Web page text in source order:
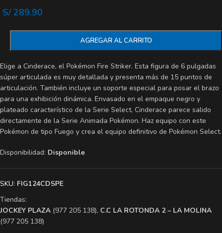
S/289.90
AGREGAR AL CARRITO
Elige a Cinderace, el Pokémon Fire Striker. Esta figura de 6 pulgadas
súper articulada es muy detallada y presenta más de 15 puntos de
articulación. También incluye un soporte especial para posar el brazo
para una exhibición dinámica. Envasado en el empaque negro y
plateado característico de la Serie Select, Cinderace parece salido
directamente de la Serie Animada Pokémon. Haz equipo con este
Pokémon de tipo Fuego y crea el equipo definitivo de Pokémon Select.
Disponibilidad: Disponible
SKU: FIG124CDSPE
Tiendas:
​JOCKEY PLAZA (977 205 138), ​C.C LA ROTONDA 2 – LA MOLINA
(977 205 138)